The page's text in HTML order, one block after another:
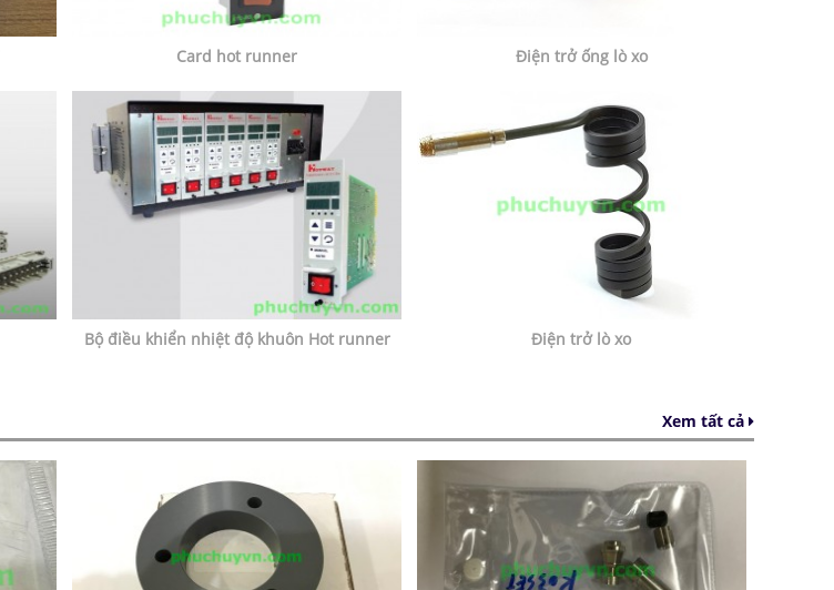
Card hot runner Điện trở ống lò xo
Bộ điều khiển nhiệt độ khuôn Hot runner Điện trở lò xo
Xem tất cả